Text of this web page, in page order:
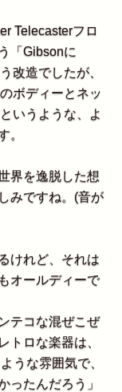
Telecasterフロ
「Gibsonに
改造でしたが、
ボディーとネッ
いうような、よ
。
界を逸脱した想
みですね。(音が
けれど、それは
オールディーで
テコな混ぜこぜ
トロな楽器は、
うな雰囲気で、
ったんだろう」